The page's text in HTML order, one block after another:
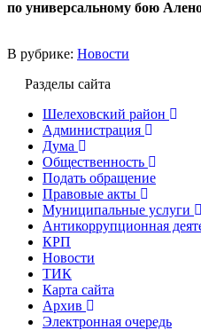
по универсальному бою
В рубрике: Новости
Разделы сайта
Шелеховский район
Администрация
Дума
Общественность
Подать обращение
Правовые акты
Муниципальные услуги
Антикоррупционная
КРП
Новости
ТИК
Карта сайта
Архив
Электронная очередь